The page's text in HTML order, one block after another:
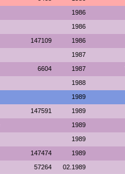
1986
1986
147109 1986
1987
6604 1987
1988
1989
147591 1989
1989
1989
147474 1989
57264 02.1989